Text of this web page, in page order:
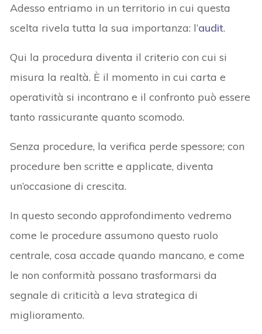
Adesso entriamo in un territorio in cui questa
scelta rivela tutta la sua importanza: l’audit.
Qui la procedura diventa il criterio con cui si
misura la realtà. È il momento in cui carta e
operatività si incontrano e il confronto può essere
tanto rassicurante quanto scomodo.
Senza procedure, la verifica perde spessore; con
procedure ben scritte e applicate, diventa
un’occasione di crescita.
In questo secondo approfondimento vedremo
come le procedure assumono questo ruolo
centrale, cosa accade quando mancano, e come
le non conformità possano trasformarsi da
segnale di criticità a leva strategica di
miglioramento.